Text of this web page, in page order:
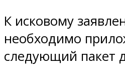
К исковому
необходимо
следующий пакет